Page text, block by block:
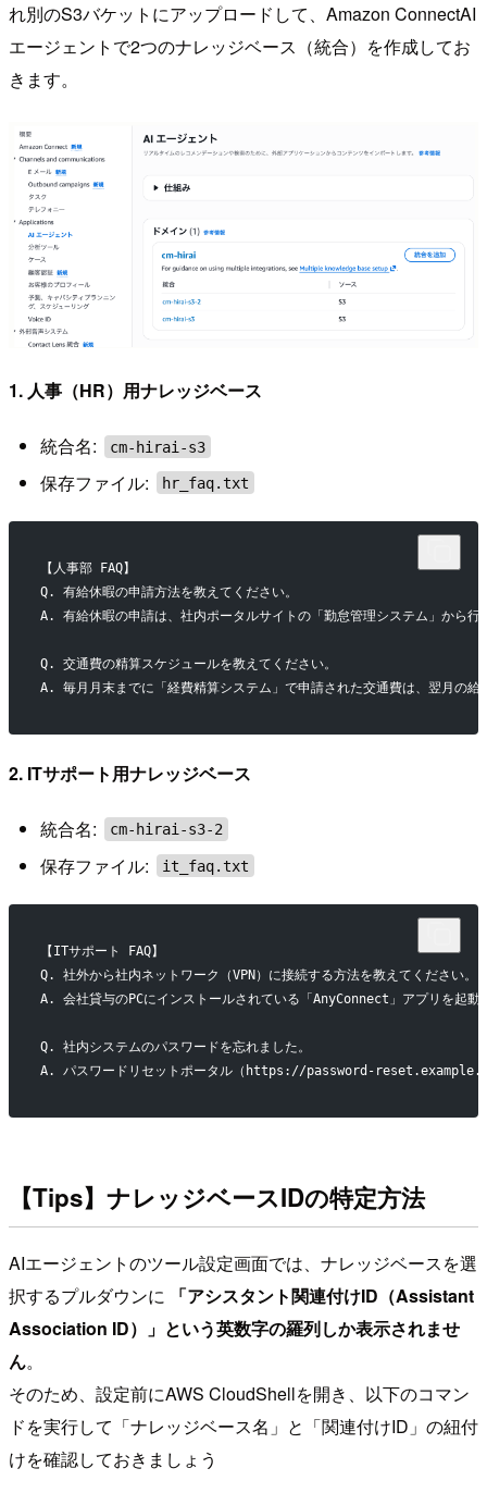
れ別のS3バケットにアップロードして、Amazon ConnectAI
エージェントで2つのナレッジベース（統合）を作成してお
きます。
1. 人事（HR）用ナレッジベース
統合名: cm-hirai-s3
保存ファイル: hr_faq.txt
【人事部 FAQ】
Q. 有給休暇の申請方法を教えてください。
A. 有給休暇の申請は、社内ポータルサイトの「勤怠管理システム」から
Q. 交通費の精算スケジュールを教えてください。
A. 毎月月末までに「経費精算システム」で申請された交通費は、翌月の給
2. ITサポート用ナレッジベース
統合名: cm-hirai-s3-2
保存ファイル: it_faq.txt
【ITサポート FAQ】
Q. 社外から社内ネットワーク（VPN）に接続する方法を教えてください。
A. 会社貸与のPCにインストールされている「AnyConnect」アプリを起動
Q. 社内システムのパスワードを忘れました。
A. パスワードリセットポータル（https://password-reset.example.com
【Tips】ナレッジベースIDの特定方法
AIエージェントのツール設定画面では、ナレッジベースを選
択するプルダウンに
「アシスタント関連付けID（Assistant
Association ID）」という英数字の羅列しか表示されませ
ん。
そのため、設定前にAWS CloudShellを開き、以下のコマン
ドを実行して「ナレッジベース名」と「関連付けID」の紐付
けを確認しておきましょう